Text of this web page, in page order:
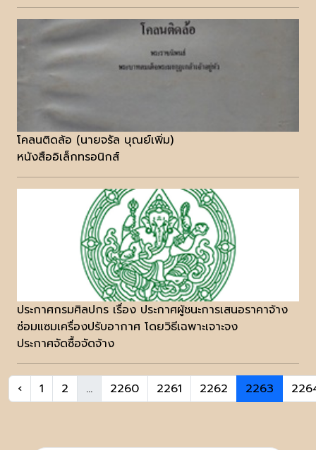
โคลนติดล้อ (นายจรัล บุณย์เพิ่ม)
หนังสืออิเล็กทรอนิกส์
ประกาศกรมศิลปกร เรื่อง ประกาศผู้ชนะการเสนอราคาจ้าง
ซ่อมแซมเครื่องปรับอากาศ โดยวิธีเฉพาะเจาะจง
ประกาศจัดซื้อจัดจ้าง
‹ 1 2 ... 2260 2261 2262 2263